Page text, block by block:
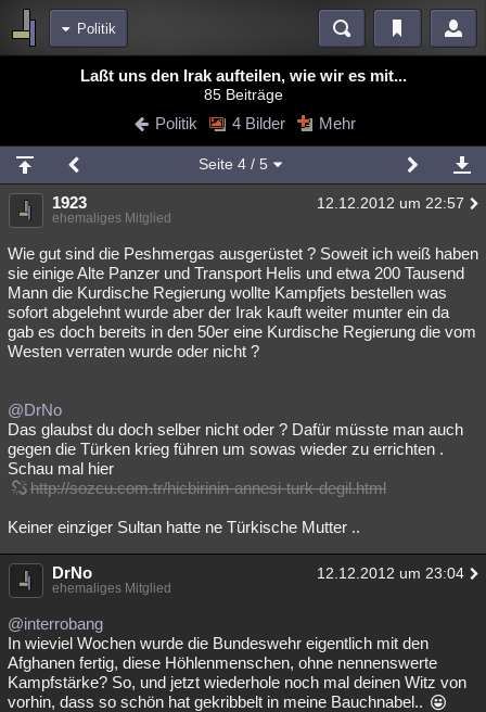
Politik
Blogs
Chat Wiki Neuigkeiten
meine Rubriken
Menschen Mystery Kriminalfälle
Spiritualität Verschwörungen Technologie Ufologie
Natur Umfragen Unterhaltung
weitere Rubriken
Philosophie Träume Orte
Astronomie
Musik Clash Verbesserungen Allmystery English
Übersichten
Lesenswert Schlüsselwörter
Laßt uns den Irak aufteilen, wie wir es mit...
85 Beiträge
Politik 4 Bilder Mehr
Seite 4/ 5
1923 12.12.2012 um 22:57
ehemaliges Mitglied
Wie gut sind die Peshmergas ausgerüstet ? Soweit ich weiß haben
sie einige Alte Panzer und Transport Helis und etwa 200 Tausend
Mann die Kurdische Regierung wollte Kampfjets bestellen was
sofort abgelehnt wurde aber der Irak kauft weiter munter ein da
gab es doch bereits in den 50er eine Kurdische Regierung die vom
Westen verraten wurde oder nicht ?
@DrNo
Das glaubst du doch selber nicht oder ? Dafür müsste man auch
gegen die Türken krieg führen um sowas wieder zu errichten .
Schau mal hier
http://sozcu.com.tr/hicbirinin-annesi-turk-degil.html
Keiner einziger Sultan hatte ne Türkische Mutter ..
DrNo 12.12.2012 um 23:04
ehemaliges Mitglied
@interrobang
In wieviel Wochen wurde die Bundeswehr eigentlich mit den
Afghanen fertig, diese Höhlenmenschen, ohne nennenswerte
Kampfstärke? So, und jetzt wiederhole noch mal deinen Witz von
vorhin, dass so schön hat gekribbelt in meine Bauchnabel..